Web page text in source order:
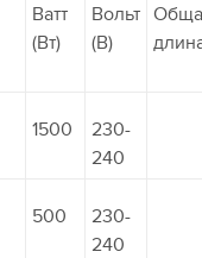
Ватт
(Вт)
Вольт
(В)
1500
230-
240
500
230-
240